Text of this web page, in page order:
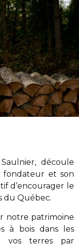
, découle
fondateur et son
d’encourager le
du Québec.
notre patrimoine
à bois dans les
vos terres par